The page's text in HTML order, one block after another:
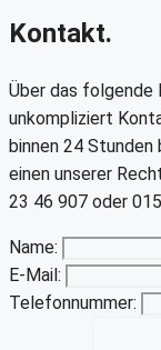
Kontakt.
Über das folgende
unkompliziert
binnen 24 Stunden
einen unserer
23 46 907 oder
Name:
E-Mail:
Telefonnummer: